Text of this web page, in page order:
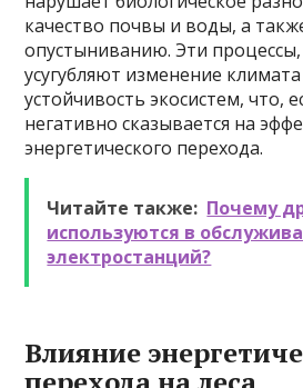
качество почвы и воды, а
опустыниванию. Эти
усугубляют изменение
устойчивость экосистем, что,
негативно сказывается на
энергетического перехода.
Читайте также: Почему
используются в
электростанций?
Влияние